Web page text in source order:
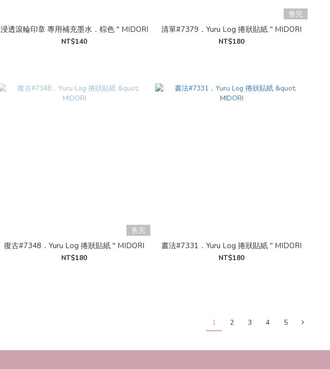
浸透滾輪印章 專用補充墨水．棕色 " MIDORI
NT$140
售完
清單#7379．Yuru Log 捲狀貼紙 " MIDORI
NT$180
售完
復古#7348．Yuru Log 捲狀貼紙 " MIDORI
NT$180
書法#7331．Yuru Log 捲狀貼紙 " MIDORI
NT$180
1 2 3 4 5